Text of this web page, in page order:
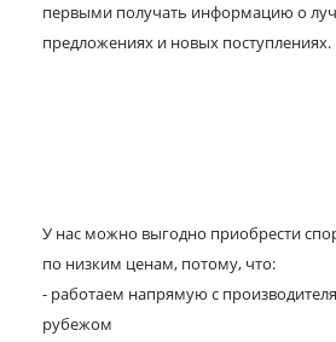
первыми получать информацию о
предложениях и новых поступлениях.
У нас можно выгодно приобрести
по низким ценам, потому, что:
- работаем напрямую с
рубежом